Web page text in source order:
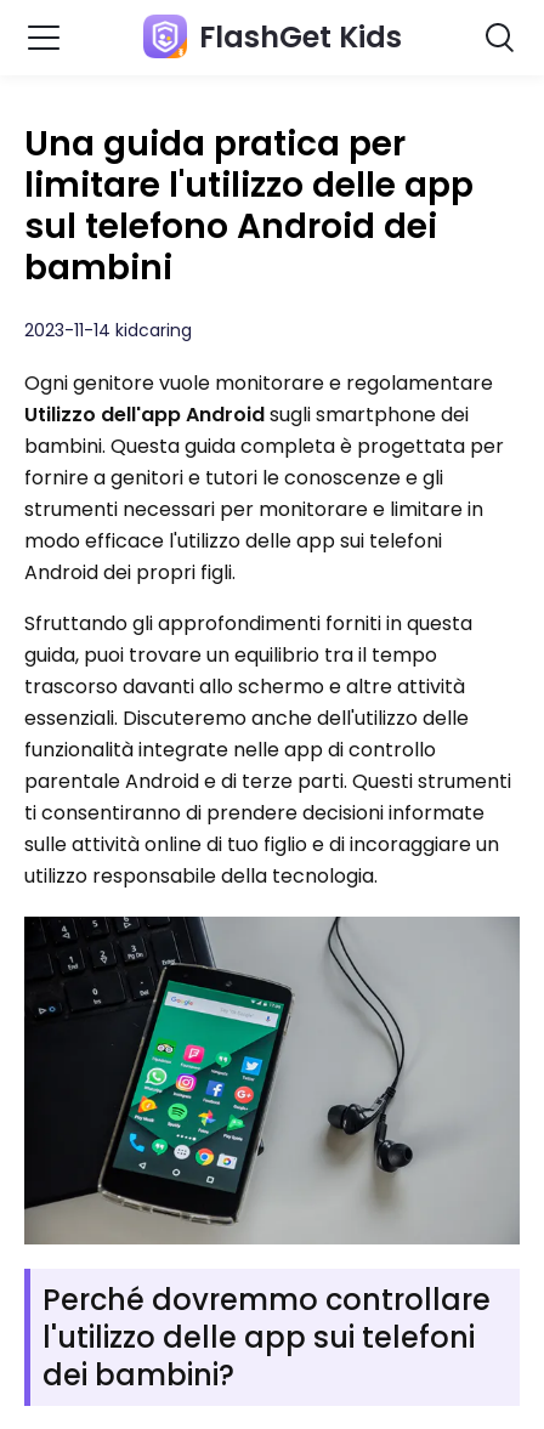
FlashGet Kids
Una guida pratica per
limitare l'utilizzo delle app
sul telefono Android dei
bambini
2023-11-14 kidcaring
Ogni genitore vuole monitorare e regolamentare
Utilizzo dell'app Androidsugli smartphone dei
bambini. Questa guida completa è progettata per
fornire a genitori e tutori le conoscenze e gli
strumenti necessari per monitorare e limitare in
modo efficace l'utilizzo delle app sui telefoni
Android dei propri figli.
Sfruttando gli approfondimenti forniti in questa
guida, puoi trovare un equilibrio tra il tempo
trascorso davanti allo schermo e altre attività
essenziali. Discuteremo anche dell'utilizzo delle
funzionalità integrate nelle app di controllo
parentale Android e di terze parti. Questi strumenti
ti consentiranno di prendere decisioni informate
sulle attività online di tuo figlio e di incoraggiare un
utilizzo responsabile della tecnologia.
Perché dovremmo controllare
l'utilizzo delle app sui telefoni
dei bambini?